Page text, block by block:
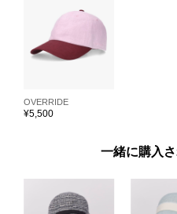
OVERRIDE
¥5,500
一緒に購入